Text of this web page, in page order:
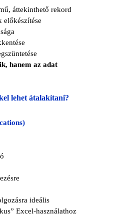
áttekinthető rekord
előkészítése
hanem az adat
lehet átalakítani?
ideális
Excel-használathoz